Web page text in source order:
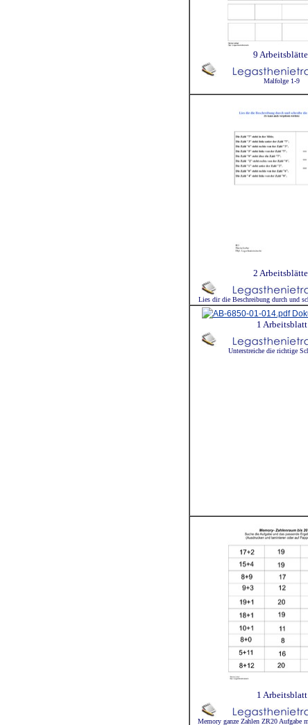
9
Malfolge 1-9
2
Lies dir die Beschreibung durch und
1 Arbeitsblatt
Unterstreiche die richtige
1 Arbeitsblatt
Memory ganze Zahlen ZR20 Aufgabe